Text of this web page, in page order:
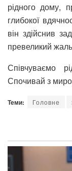
рідного дому,
глибокої
він здійснив
превеликий
Співчуваємо
Спочивай з
Теми: Головне